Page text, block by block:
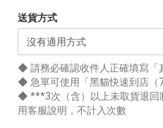
送貨方式
◆ 請務必確認收件人正確填寫「
◆ 急單可使用「黑貓快速到店（
◆ ***3次（含）以上未取貨退回
用客服說明，不計入次數